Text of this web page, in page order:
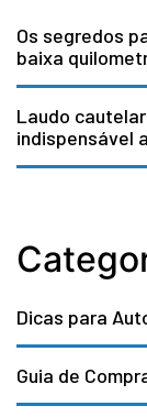
Os segredos
baixa
Laudo
indispensável
Dicas para
Guia de